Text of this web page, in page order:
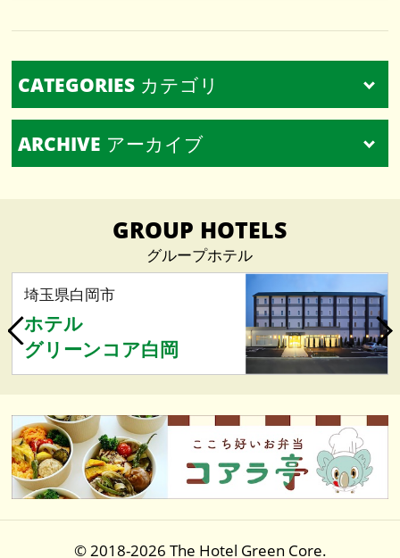
CATEGORIES カテゴリ
すべて
マネージャー荻野のブログ（20）
お知らせ（22）
スタッフブログ（34）
プラン情報（8）
特集（2）
2018/04以前の新着情報
ARCHIVE アーカイブ
2023.09（1）
2021.12（1）
2021.04（2）
2021.02（4）
2021.01（4）
2020.12（6）
GROUP HOTELS
グループホテル
埼玉県白岡市
ホテル
グリーンコア白岡
© 2018-2026 The Hotel Green Core.